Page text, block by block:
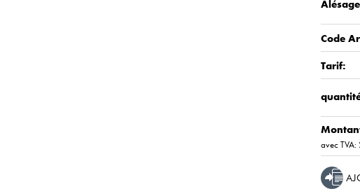
Code
Tarif:
avec TVA: